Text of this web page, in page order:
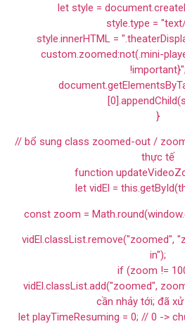
let style =
style.type =
style.innerHTML =
custom.zoomed:not(.mini-
!important}";
}
// bổ sung class zoomed-out /
thực tế
function
let vidEl =
const zoom =
vidEl.classList.remove("zoomed",
in");
if (zoom !=
vidEl.classList.add("zoomed",
cần nhảy tới; đã
let playTimeResuming = 0; // 0 ->